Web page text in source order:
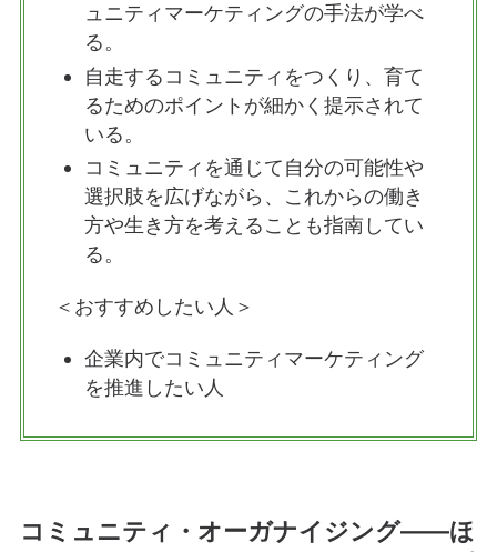
ュニティマーケティングの手法が学べ
る。
自走するコミュニティをつくり、育て
るためのポイントが細かく提示されて
いる。
コミュニティを通じて自分の可能性や
選択肢を広げながら、これからの働き
方や生き方を考えることも指南してい
る。
＜おすすめしたい人＞
企業内でコミュニティマーケティング
を推進したい人
コミュニティ・オーガナイジング――ほ